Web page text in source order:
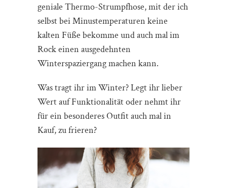
geniale Thermo-Strumpfhose, mit der ich
selbst bei Minustemperaturen keine
kalten Füße bekomme und auch mal im
Rock einen ausgedehnten
Winterspaziergang machen kann.
Was tragt ihr im Winter? Legt ihr lieber
Wert auf Funktionalität oder nehmt ihr
für ein besonderes Outfit auch mal in
Kauf, zu frieren?